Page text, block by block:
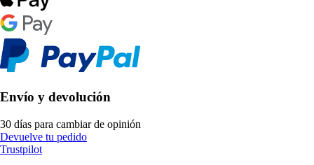
Envío y devolución
30 días para cambiar de opinión
Devuelve tu pedido
Trustpilot